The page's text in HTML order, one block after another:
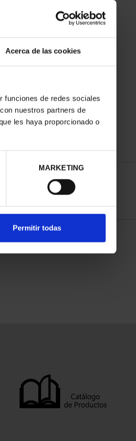
Acerca de las cookies
funciones de redes sociales
nuestros partners de
les haya proporcionado o
MARKETING
Permitir todas
73,00 €